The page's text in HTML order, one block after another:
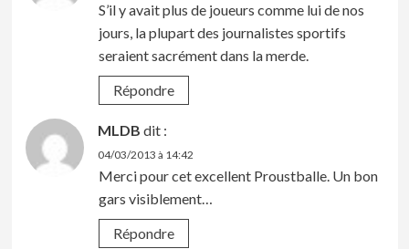
S’il y avait plus de joueurs comme lui de nos
jours, la plupart des journalistes sportifs
seraient sacrément dans la merde.
Répondre
MLDB dit :
04/03/2013 à 14:42
Merci pour cet excellent Proustballe. Un bon
gars visiblement…
Répondre